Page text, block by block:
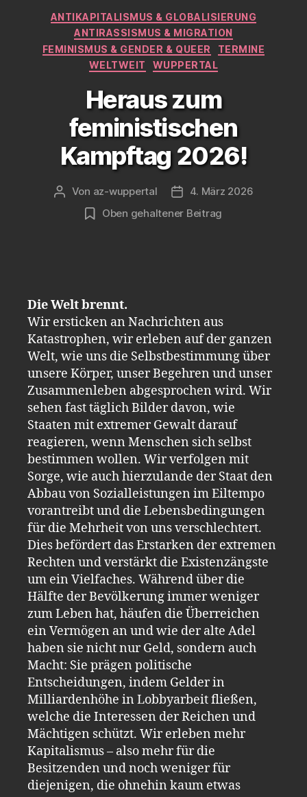
Kategorien
ANTIKAPITALISMUS & GLOBALISIERUNG
ANTIRASSISMUS & MIGRATION
FEMINISMUS & GENDER & QUEER
TERMINE
WELTWEIT
WUPPERTAL
Heraus zum
feministischen
Kampftag 2026!
Beitragsautor
Von az-wuppertal Veröffentlichungsdatum
4. März 2026
Oben gehaltener Beitrag
Die Welt brennt.
Wir ersticken an Nachrichten aus
Katastrophen, wir erleben auf der ganzen
Welt, wie uns die Selbstbestimmung über
unsere Körper, unser Begehren und unser
Zusammenleben abgesprochen wird. Wir
sehen fast täglich Bilder davon, wie
Staaten mit extremer Gewalt darauf
reagieren, wenn Menschen sich selbst
bestimmen wollen. Wir verfolgen mit
Sorge, wie auch hierzulande der Staat den
Abbau von Sozialleistungen im Eiltempo
vorantreibt und die Lebensbedingungen
für die Mehrheit von uns verschlechtert.
Dies befördert das Erstarken der extremen
Rechten und verstärkt die Existenzängste
um ein Vielfaches. Während über die
Hälfte der Bevölkerung immer weniger
zum Leben hat, häufen die Überreichen
ein Vermögen an und wie der alte Adel
haben sie nicht nur Geld, sondern auch
Macht: Sie prägen politische
Entscheidungen, indem Gelder in
Milliardenhöhe in Lobbyarbeit fließen,
welche die Interessen der Reichen und
Mächtigen schützt. Wir erleben mehr
Kapitalismus – also mehr für die
Besitzenden und noch weniger für
diejenigen, die ohnehin kaum etwas